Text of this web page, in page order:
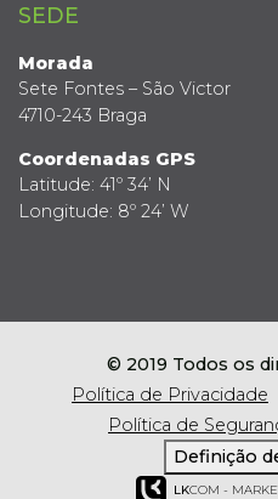
SEDE
Morada
Sete Fontes – São Victor
4710-243 Braga
Coordenadas GPS
Latitude: 41º 34’ N
Longitude: 8º 24’ W
© 2019 Todos os
Política de Privacidade
Política de
Definição
LKCOM -